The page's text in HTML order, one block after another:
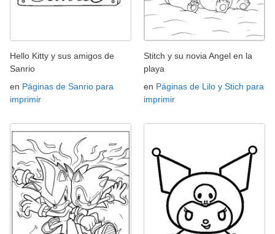
Hello Kitty y sus amigos de
Sanrio
en Páginas de Sanrio para
imprimir
Stitch y su novia Angel en la
playa
en Páginas de Lilo y Stich para
imprimir